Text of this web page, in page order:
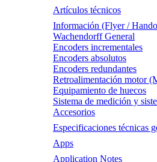
Artículos técnicos
Información (Flyer /
Wachendorff General
Encoders incrementales
Encoders absolutos
Encoders redundantes
Retroalimentación motor
Equipamiento de huecos
Sistema de medición y
Accesorios
Especificaciones técnicas
Apps
Application Notes